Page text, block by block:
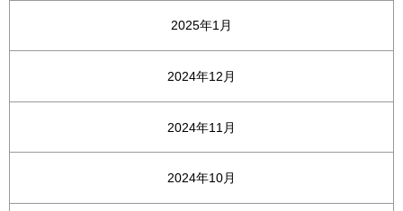
2025年1月
2024年12月
2024年11月
2024年10月